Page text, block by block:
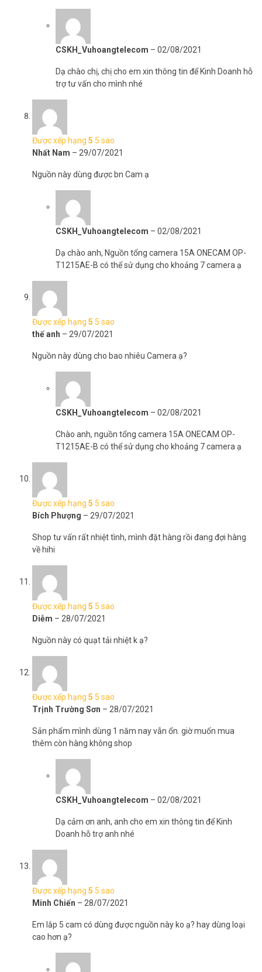
CSKH_Vuhoangtelecom – 02/08/2021
Dạ chào chị, chị cho em xin thông tin để Kinh Doanh hỗ
trợ tư vấn cho mình nhé
Được xếp hạng 5 5 sao
Nhất Nam – 29/07/2021
Nguồn này dùng được bn Cam ạ
CSKH_Vuhoangtelecom – 02/08/2021
Dạ chào anh, Nguồn tổng camera 15A ONECAM OP-
T1215AE-B có thể sử dụng cho khoảng 7 camera ạ
Được xếp hạng 5 5 sao
thế anh – 29/07/2021
Nguồn này dùng cho bao nhiêu Camera ạ?
CSKH_Vuhoangtelecom – 02/08/2021
Chào anh, nguồn tổng camera 15A ONECAM OP-
T1215AE-B có thể sử dụng cho khoảng 7 camera ạ
Được xếp hạng 5 5 sao
Bích Phượng – 29/07/2021
Shop tư vấn rất nhiệt tình, mình đặt hàng rồi đang đợi hàng
về hihi
Được xếp hạng 5 5 sao
Diễm – 28/07/2021
Nguồn này có quạt tải nhiệt k ạ?
Được xếp hạng 5 5 sao
Trịnh Trường Sơn – 28/07/2021
Sản phẩm mình dùng 1 năm nay vẫn ổn. giờ muốn mua
thêm còn hàng không shop
CSKH_Vuhoangtelecom – 02/08/2021
Dạ cảm ơn anh, anh cho em xin thông tin để Kinh
Doanh hỗ trợ anh nhé
Được xếp hạng 5 5 sao
Minh Chiến – 28/07/2021
Em lắp 5 cam có dùng được nguồn này ko ạ? hay dùng loại
cao hơn ạ?